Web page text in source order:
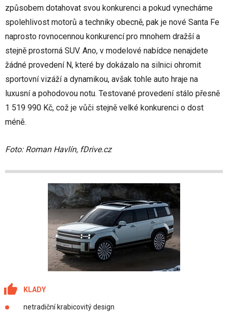
způsobem dotahovat svou konkurenci a pokud vynecháme
spolehlivost motorů a techniky obecně, pak je nové Santa Fe
naprosto rovnocennou konkurencí pro mnohem dražší a
stejně prostorná SUV. Ano, v modelové nabídce nenajdete
žádné provedení N, které by dokázalo na silnici ohromit
sportovní vizáží a dynamikou, avšak tohle auto hraje na
luxusní a pohodovou notu. Testované provedení stálo přesně
1 519 990 Kč, což je vůči stejně velké konkurenci o dost
méně.
Foto: Roman Havlín, fDrive.cz
KLADY
netradiční krabicovitý design